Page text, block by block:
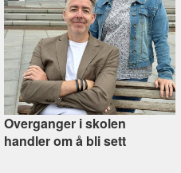
Overganger i skolen
handler om å bli sett